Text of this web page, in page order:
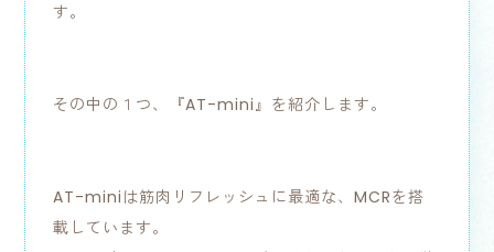
す。
その中の１つ、『AT-mini』を紹介します。
AT-miniは筋肉リフレッシュに最適な、MCRを搭
載しています。